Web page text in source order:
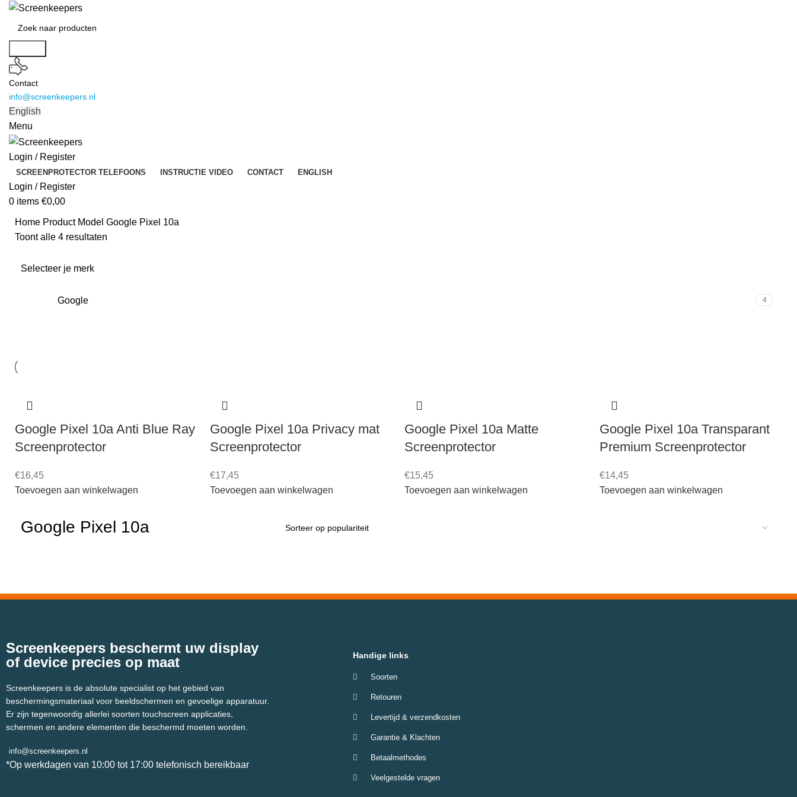
Contact
info@screenkeepers.nl
English
Menu
Login / Register
SCREENPROTECTOR TELEFOONS INSTRUCTIE VIDEO CONTACT ENGLISH
Login / Register
0 items €0,00
Home Product Model Google Pixel 10a
Toont alle 4 resultaten
Selecteer je merk
Google 4
Google Pixel 10a Anti Blue Ray
Screenprotector
€16,45
Toevoegen aan winkelwagen
Google Pixel 10a Privacy mat
Screenprotector
€17,45
Toevoegen aan winkelwagen
Google Pixel 10a Matte
Screenprotector
€15,45
Toevoegen aan winkelwagen
Google Pixel 10a Transparant
Premium Screenprotector
€14,45
Toevoegen aan winkelwagen
Google Pixel 10a
Screenkeepers beschermt uw display
of device precies op maat
Screenkeepers is de absolute specialist op het gebied van
beschermingsmateriaal voor beeldschermen en gevoelige apparatuur.
Er zijn tegenwoordig allerlei soorten touchscreen applicaties,
schermen en andere elementen die beschermd moeten worden.
info@screenkeepers.nl
*Op werkdagen van 10:00 tot 17:00 telefonisch bereikbaar
Handige links
Soorten
Retouren
Levertijd & verzendkosten
Garantie & Klachten
Betaalmethodes
Veelgestelde vragen